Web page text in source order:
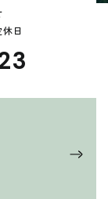
日